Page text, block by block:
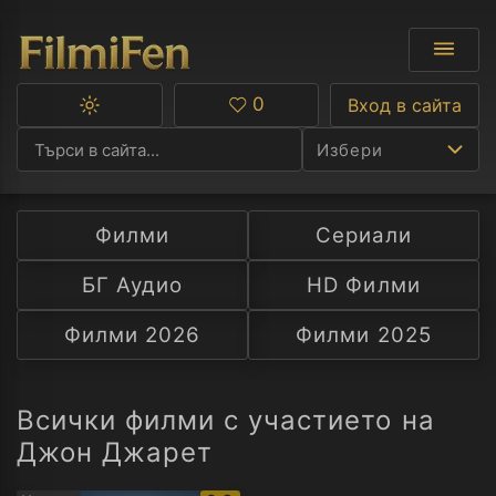
Избери
Ф
С
А
Превключване
тъмна
тема
Любими
0 Вход в сайта
Филми
Сериали
БГ Аудио
HD Филми
Филми 2026
Филми 2025
Всички филми с участието на
Джон Джарет